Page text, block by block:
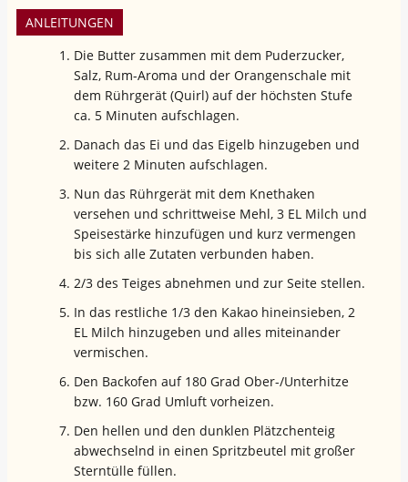
ANLEITUNGEN
Die Butter zusammen mit dem Puderzucker,
Salz, Rum-Aroma und der Orangenschale mit
dem Rührgerät (Quirl) auf der höchsten Stufe
ca. 5 Minuten aufschlagen.
Danach das Ei und das Eigelb hinzugeben und
weitere 2 Minuten aufschlagen.
Nun das Rührgerät mit dem Knethaken
versehen und schrittweise Mehl, 3 EL Milch und
Speisestärke hinzufügen und kurz vermengen
bis sich alle Zutaten verbunden haben.
2/3 des Teiges abnehmen und zur Seite stellen.
In das restliche 1/3 den Kakao hineinsieben, 2
EL Milch hinzugeben und alles miteinander
vermischen.
Den Backofen auf 180 Grad Ober-/Unterhitze
bzw. 160 Grad Umluft vorheizen.
Den hellen und den dunklen Plätzchenteig
abwechselnd in einen Spritzbeutel mit großer
Sterntülle füllen.